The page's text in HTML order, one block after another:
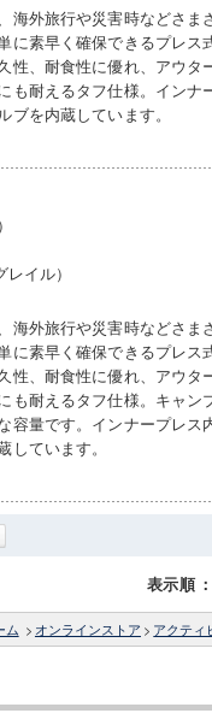
海外旅行や災害時などさま
に素早く確保できるプレス
性、耐食性に優れ、アウタ
も耐えるタフ仕様。インナ
ブを内蔵しています。
イル）
海外旅行や災害時などさま
に素早く確保できるプレス
性、耐食性に優れ、アウタ
も耐えるタフ仕様。キャン
容量です。インナープレス
ています。
表示順 ：
ム > オンラインストア > アクティ